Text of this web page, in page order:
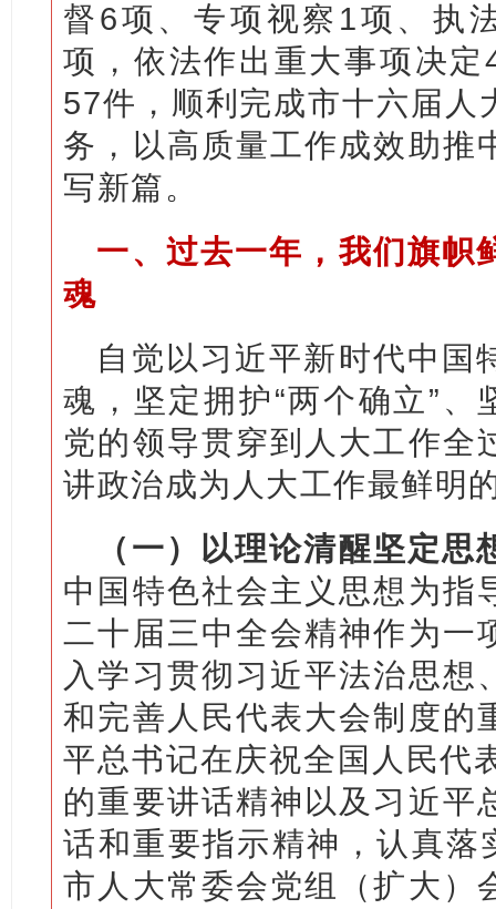
督6项、专项视察1项、执
项，依法作出重大事项决
57件，顺利完成市十六届人
务，以高质量工作成效助推
写新篇。
一、过去一年，我们旗帜
魂
自觉以习近平新时代中国
魂，坚定拥护“两个确立”、
党的领导贯穿到人大工作全
讲政治成为人大工作最鲜明
（一）以理论清醒坚定思
中国特色社会主义思想为指
二十届三中全会精神作为一
入学习贯彻习近平法治思想
和完善人民代表大会制度的
平总书记在庆祝全国人民代
的重要讲话精神以及习近平
话和重要指示精神，认真落
市人大常委会党组（扩大）